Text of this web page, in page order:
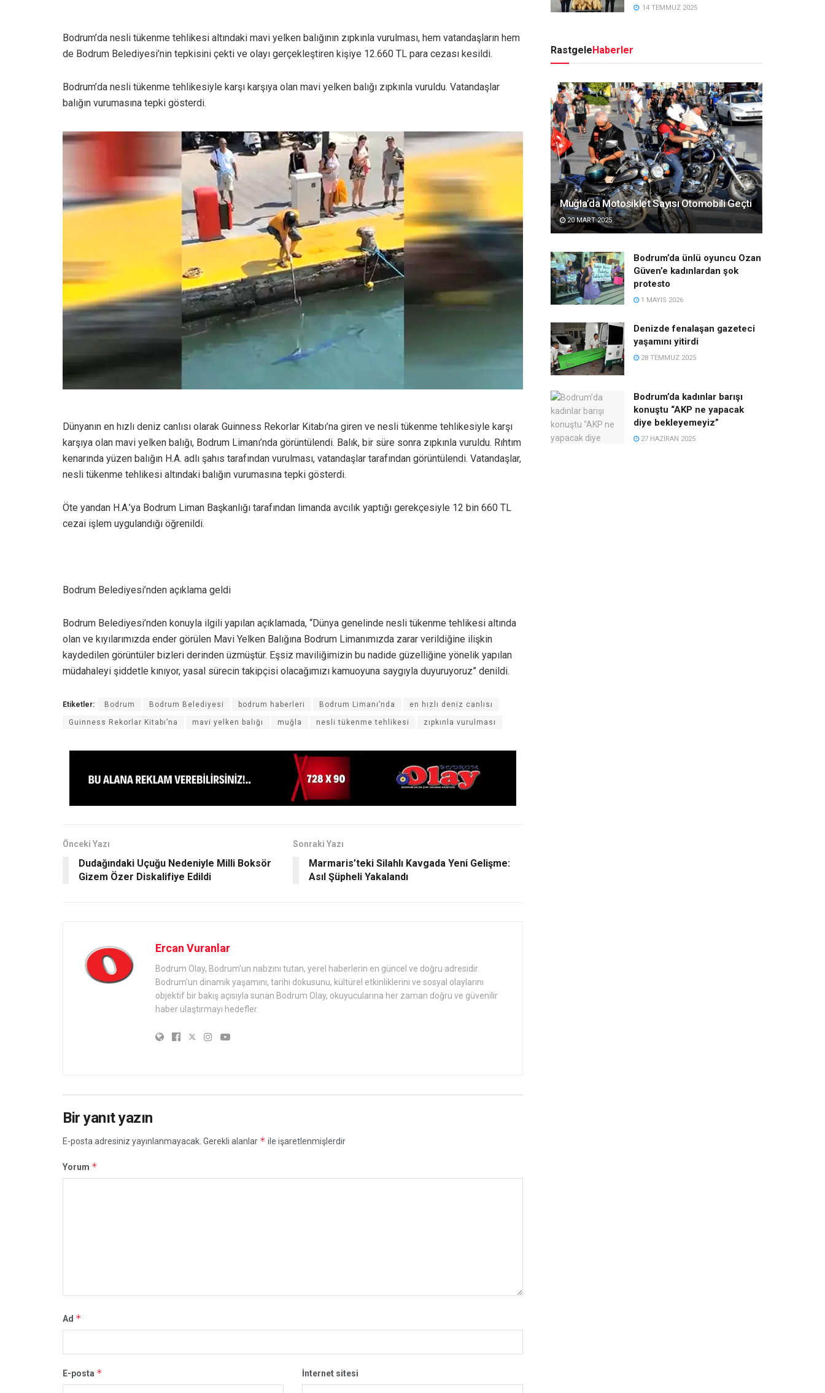
Bodrum’da nesli tükenme tehlikesi altındaki mavi yelken balığının zıpkınla vurulması, hem vatandaşların hem
de Bodrum Belediyesi’nin tepkisini çekti ve olayı gerçekleştiren kişiye 12.660 TL para cezası kesildi.
Bodrum’da nesli tükenme tehlikesiyle karşı karşıya olan mavi yelken balığı zıpkınla vuruldu. Vatandaşlar
balığın vurumasına tepki gösterdi.
Dünyanın en hızlı deniz canlısı olarak Guinness Rekorlar Kitabı’na giren ve nesli tükenme tehlikesiyle karşı
karşıya olan mavi yelken balığı, Bodrum Limanı’nda görüntülendi. Balık, bir süre sonra zıpkınla vuruldu. Rıhtım
kenarında yüzen balığın H.A. adlı şahıs tarafından vurulması, vatandaşlar tarafından görüntülendi. Vatandaşlar,
nesli tükenme tehlikesi altındaki balığın vurumasına tepki gösterdi.
Öte yandan H.A.’ya Bodrum Liman Başkanlığı tarafından limanda avcılık yaptığı gerekçesiyle 12 bin 660 TL
cezai işlem uygulandığı öğrenildi.
Bodrum Belediyesi’nden açıklama geldi
Bodrum Belediyesi’nden konuyla ilgili yapılan açıklamada, “Dünya genelinde nesli tükenme tehlikesi altında
olan ve kıyılarımızda ender görülen Mavi Yelken Balığına Bodrum Limanımızda zarar verildiğine ilişkin
kaydedilen görüntüler bizleri derinden üzmüştür. Eşsiz maviliğimizin bu nadide güzelliğine yönelik yapılan
müdahaleyi şiddetle kınıyor, yasal sürecin takipçisi olacağımızı kamuoyuna saygıyla duyuruyoruz” denildi.
Etiketler: Bodrum Bodrum Belediyesi bodrum haberleri Bodrum Limanı’nda en hızlı deniz canlısı
Guinness Rekorlar Kitabı’na mavi yelken balığı muğla nesli tükenme tehlikesi zıpkınla vurulması
Önceki Yazı
Dudağındaki Uçuğu Nedeniyle Milli Boksör
Gizem Özer Diskalifiye Edildi
Sonraki Yazı
Marmaris’teki Silahlı Kavgada Yeni Gelişme:
Asıl Şüpheli Yakalandı
Ercan Vuranlar
Bodrum Olay, Bodrum'un nabzını tutan, yerel haberlerin en güncel ve doğru adresidir.
Bodrum'un dinamik yaşamını, tarihi dokusunu, kültürel etkinliklerini ve sosyal olaylarını
objektif bir bakış açısıyla sunan Bodrum Olay, okuyucularına her zaman doğru ve güvenilir
haber ulaştırmayı hedefler.
Bir yanıt yazın
E-posta adresiniz yayınlanmayacak. Gerekli alanlar * ile işaretlenmişlerdir
Yorum *
Ad *
E-posta * İnternet sitesi
14 TEMMUZ 2025
RastgeleHaberler
Muğla’da Motosiklet Sayısı Otomobili Geçti
20 MART 2025
Bodrum’da ünlü oyuncu Ozan
Güven’e kadınlardan şok
protesto
1 MAYIS 2026
Denizde fenalaşan gazeteci
yaşamını yitirdi
28 TEMMUZ 2025
Bodrum’da kadınlar barışı
konuştu “AKP ne yapacak
diye bekleyemeyiz”
27 HAZIRAN 2025